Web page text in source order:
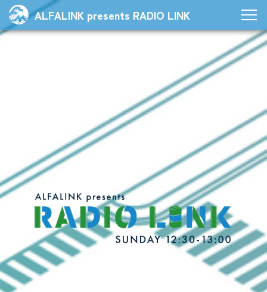
ALFALINK presents RADIO LINK